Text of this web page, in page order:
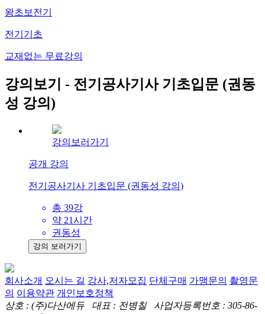
왕초보전기
전기기초
교재없는 무료강의
강의보기 - 전기공사기사 기초입문 (권동
성 강의)
강의보러가기
공개 강의
전기공사기사 기초입문 (권동성 강의)
총 39강
약 21시간
권동성
강의 보러가기
회사소개 오시는 길 강사,저자모집 단체구매 가맹문의 촬영문
의 이용약관 개인보호정책
상호 : (주)다산에듀 대표 : 전병칠 사업자등록번호 : 305-86-